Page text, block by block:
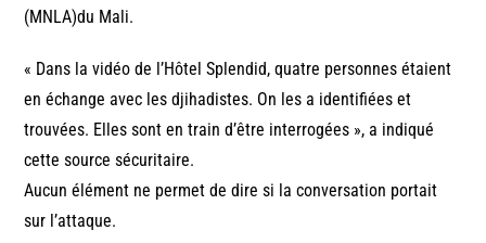
(MNLA)du Mali.
« Dans la vidéo de l’Hôtel Splendid, quatre personnes étaient
en échange avec les djihadistes. On les a identifiées et
trouvées. Elles sont en train d’être interrogées », a indiqué
cette source sécuritaire.
Aucun élément ne permet de dire si la conversation portait
sur l’attaque.